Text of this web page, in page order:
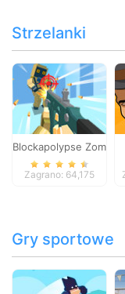
Strzelanki
Blockapolypse Zombie
Zagrano: 64,175
Gry sportowe